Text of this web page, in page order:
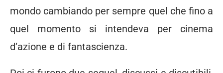
mondo cambiando per sempre quel che fino a
quel momento si intendeva per cinema
d’azione e di fantascienza.